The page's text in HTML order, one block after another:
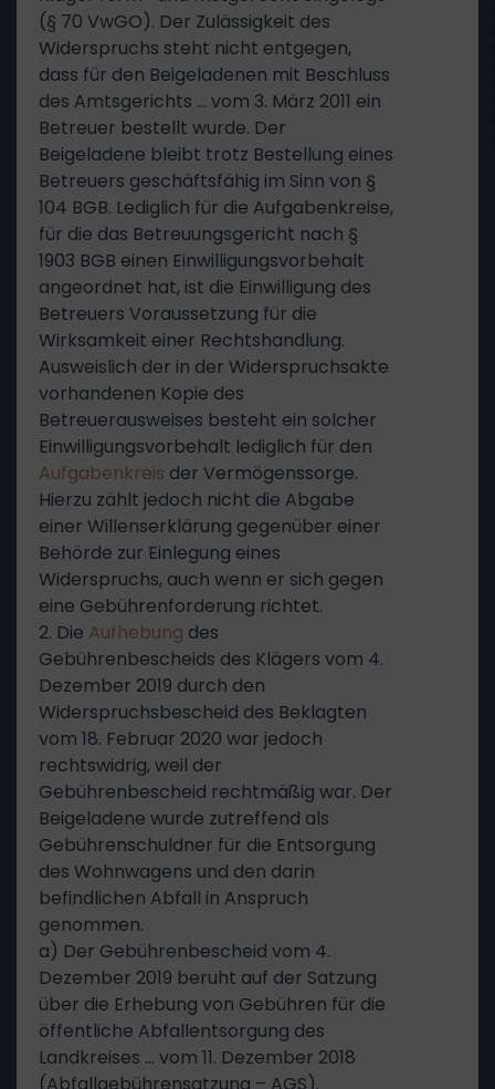
(§ 70 VwGO). Der Zulässigkeit des
Widerspruchs steht nicht entgegen,
dass für den Beigeladenen mit Beschluss
des Amtsgerichts … vom 3. März 2011 ein
Betreuer bestellt wurde. Der
Beigeladene bleibt trotz Bestellung eines
Betreuers geschäftsfähig im Sinn von §
104 BGB. Lediglich für die Aufgabenkreise,
für die das Betreuungsgericht nach §
1903 BGB einen Einwilligungsvorbehalt
angeordnet hat, ist die Einwilligung des
Betreuers Voraussetzung für die
Wirksamkeit einer Rechtshandlung.
Ausweislich der in der Widerspruchsakte
vorhandenen Kopie des
Betreuerausweises besteht ein solcher
Einwilligungsvorbehalt lediglich für den
Aufgabenkreis der Vermögenssorge.
Hierzu zählt jedoch nicht die Abgabe
einer Willenserklärung gegenüber einer
Behörde zur Einlegung eines
Widerspruchs, auch wenn er sich gegen
eine Gebührenforderung richtet.
2. Die Aufhebung des
Gebührenbescheids des Klägers vom 4.
Dezember 2019 durch den
Widerspruchsbescheid des Beklagten
vom 18. Februar 2020 war jedoch
rechtswidrig, weil der
Gebührenbescheid rechtmäßig war. Der
Beigeladene wurde zutreffend als
Gebührenschuldner für die Entsorgung
des Wohnwagens und den darin
befindlichen Abfall in Anspruch
genommen.
a) Der Gebührenbescheid vom 4.
Dezember 2019 beruht auf der Satzung
über die Erhebung von Gebühren für die
öffentliche Abfallentsorgung des
Landkreises … vom 11. Dezember 2018